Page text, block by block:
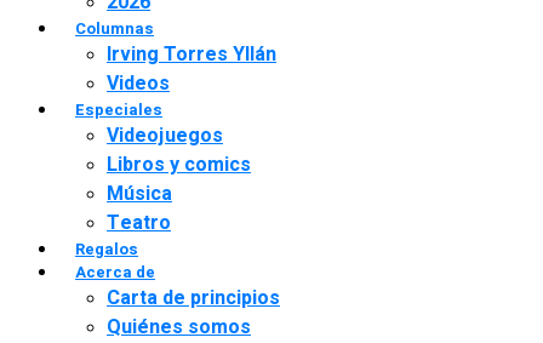
Columnas
Irving Torres Yllán
Videos
Especiales
Videojuegos
Libros y comics
Música
Teatro
Regalos
Acerca de
Carta de principios
Quiénes somos